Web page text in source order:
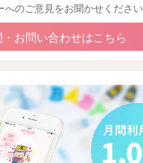
へのご意見をお聞かせください
・お問い合わせはこちら